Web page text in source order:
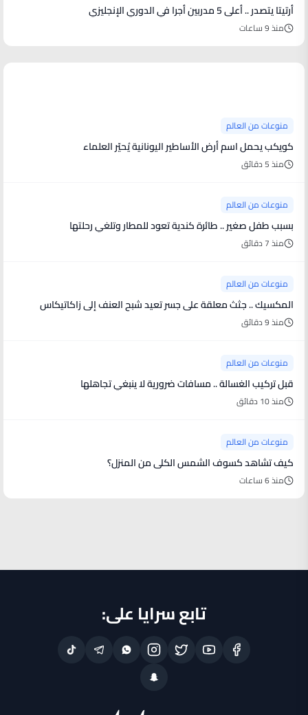
أرتيتا يتصدر .. أعلى 5 مدربين أجرا في الدوري الإنجليزي
منذ 9 ساعات
منوعات من العالم
كويكب يحمل اسم أرض الأساطير اليونانية يُحيّر العلماء
منذ 5 دقائق
منوعات من العالم
بسبب طفل صغير .. طائرة كندية تعود للمطار وتلغي رحلتها
منذ 7 دقائق
منوعات من العالم
المكسيك .. جثث معلقة على جسر تعيد شبح العنف إلى زاكاتيكاس
منذ 9 دقائق
منوعات من العالم
قبل تركيب الغسالة .. مسافات ضرورية لا ينبغي تجاهلها
منذ 10 دقائق
منوعات من العالم
كيف تشاهد كسوف الشمس الكلى من المنزل؟
منذ 6 ساعات
تابع سرايا على: